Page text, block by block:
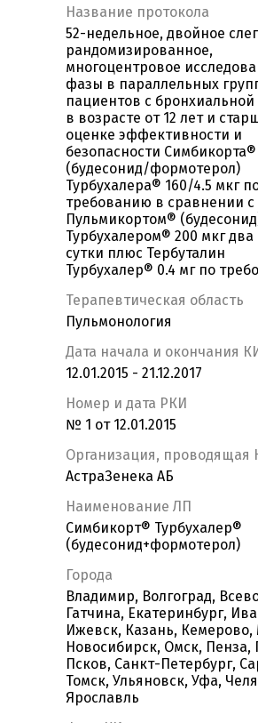
Название протокола
52-недельное, двойное
рандомизированное,
многоцентровое
фазы в параллельных
пациентов с бронхиальной
в возрасте от 12 лет и
оценке эффективности и
безопасности Симбикорта®
(будесонид/формотерол)
Турбухалера® 160/4.5 мкг
требованию в сравнении с
Пульмикортом®
Турбухалером® 200 мкг два
сутки плюс Тербуталин
Турбухалер® 0.4 мг по
Терапевтическая область
Пульмонология
Дата начала и окончания КИ
12.01.2015 - 21.12.2017
Номер и дата РКИ
№ 1 от 12.01.2015
Организация, проводящая
АстраЗенека АБ
Наименование ЛП
Симбикорт® Турбухалер®
(будесонид+формотерол)
Города
Владимир, Волгоград,
Гатчина, Екатеринбург,
Ижевск, Казань, Кемерово,
Новосибирск, Омск, Пенза,
Псков, Санкт-Петербург,
Томск, Ульяновск, Уфа,
Ярославль